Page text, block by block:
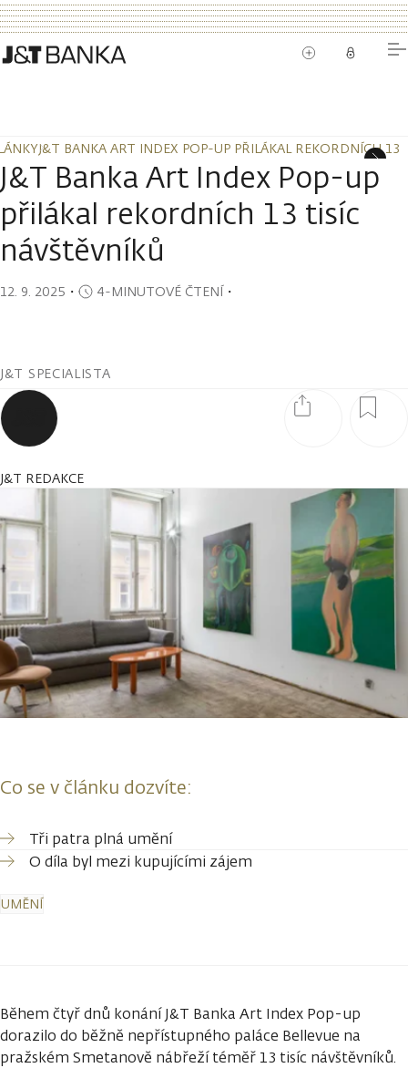
J&T BANKA ART INDEX POP-UP PŘILÁKAL REKORDNÍCH 13
J&T Banka Art Index Pop-up
přilákal rekordních 13 tisíc
návštěvníků
12. 9. 2025 ・ 4-MINUTOVÉ ČTENÍ・
J&T SPECIALISTA
J&T REDAKCE
Co se v článku dozvíte:
Tři patra plná umění
O díla byl mezi kupujícími zájem
UMĚNÍ
Během čtyř dnů konání J&T Banka Art Index Pop-up
dorazilo do běžně nepřístupného paláce Bellevue na
pražském Smetanově nábřeží téměř 13 tisíc návštěvníků.